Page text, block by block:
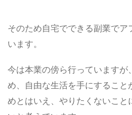
そのため自宅でできる副業でア
います。
今は本業の傍ら行っていますが
め、自由な生活を手にすること
めとはいえ、やりたくないこと